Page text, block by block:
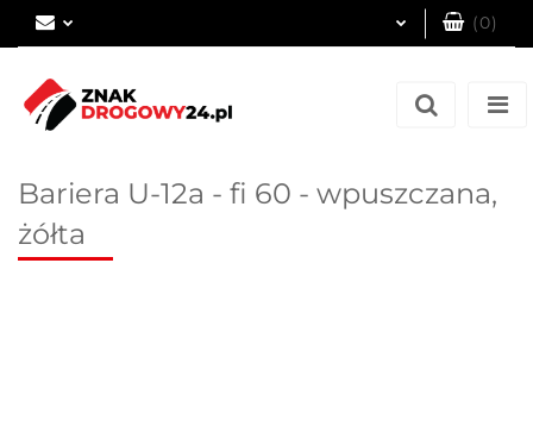
(0)
Bariera U-12a - fi 60 - wpuszczana,
żółta